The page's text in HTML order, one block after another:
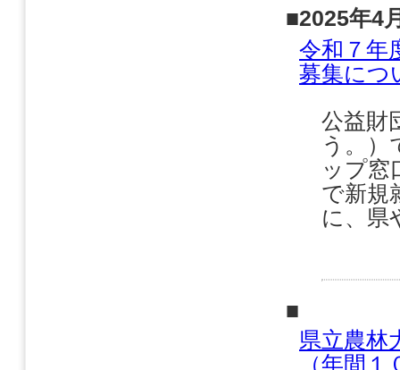
■2025年4
令和７年
募集につ
公益財
う。）
ップ窓
で新規
に、県
■
県立農林
（年間